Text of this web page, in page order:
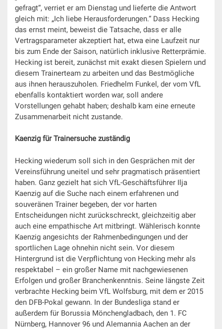
gefragt“, verriet er am Dienstag und lieferte die Antwort
gleich mit: „Ich liebe Herausforderungen.“ Dass Hecking
das ernst meint, beweist die Tatsache, dass er alle
Vertragsparameter akzeptiert hat, etwa eine Laufzeit nur
bis zum Ende der Saison, natürlich inklusive Retterprämie.
Hecking ist bereit, zunächst mit exakt diesen Spielern und
diesem Trainerteam zu arbeiten und das Bestmögliche
aus ihnen herauszuholen. Friedhelm Funkel, der vom VfL
ebenfalls kontaktiert worden war, soll andere
Vorstellungen gehabt haben; deshalb kam eine erneute
Zusammenarbeit nicht zustande.
Kaenzig für Trainersuche zuständig
Hecking wiederum soll sich in den Gesprächen mit der
Vereinsführung uneitel und sehr pragmatisch präsentiert
haben. Ganz gezielt hat sich VfL-Geschäftsführer Ilja
Kaenzig auf die Suche nach einem erfahrenen und
souveränen Trainer begeben, der vor harten
Entscheidungen nicht zurückschreckt, gleichzeitig aber
auch eine empathische Art mitbringt. Wählerisch konnte
Kaenzig angesichts der Rahmenbedingungen und der
sportlichen Lage ohnehin nicht sein. Vor diesem
Hintergrund ist die Verpflichtung von Hecking mehr als
respektabel – ein großer Name mit nachgewiesenen
Erfolgen und großer Branchenkenntnis. Seine längste Zeit
verbrachte Hecking beim VfL Wolfsburg, mit dem er 2015
den DFB-Pokal gewann. In der Bundesliga stand er
außerdem für Borussia Mönchengladbach, den 1. FC
Nürnberg, Hannover 96 und Alemannia Aachen an der